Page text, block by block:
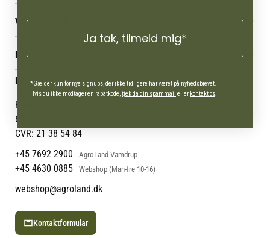
Reklamations- & fortrydelsesret
Levering & afhentning
Følg din bestilling
Persondatapolitik
Cookies
Returportal
VORES BUTIK
Job
Mærker
Om os
Om Vestjyllands Andel
Blog
Ofte stillede spørgsmål
MIN KONTO
Administrer min konto
Min Konto
KONTAKT OS
Pantonevej 10
6580 Vamdrup
CVR: 21 38 54 84
+45 7692 2900
AgroLand Vamdrup
+45 4630 0885 Webshop (Man-fre 10-16)
webshop@agroland.dk
Kontaktformular
Ja tak, tilmeld mig*
*Gælder kun for nye signups, der ikke tidligere har været på nyhedsbrevet.
Hvis du ikke modtager en rabatkode, tjek da din spammail ellerkontakt os